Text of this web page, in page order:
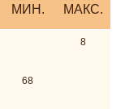
МИН. МАКС.
8
68